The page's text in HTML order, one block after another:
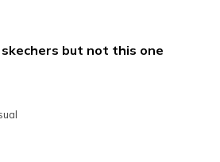
skechers but not this one